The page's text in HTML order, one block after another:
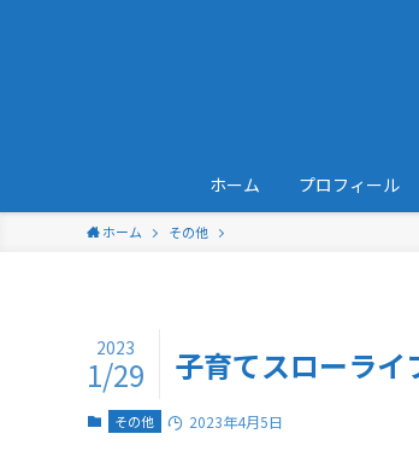
ホーム プロフィール
ホーム その他
子育てスローラ
2023
1/29
その他 2023年4月5日